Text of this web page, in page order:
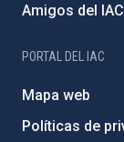
Amigos del IAC
PORTAL DEL IAC
Mapa web
Políticas de